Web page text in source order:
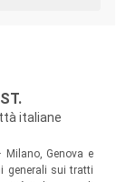
italiane
Genova e
generali sui tratti